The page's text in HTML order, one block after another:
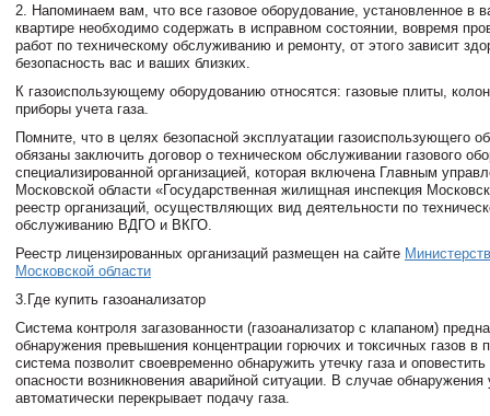
2. Напоминаем вам, что все газовое оборудование, установленное в
квартире необходимо содержать в исправном состоянии, вовремя
работ по техническому обслуживанию и ремонту, от этого зависит
безопасность вас и ваших близких.
К газоиспользующему оборудованию относятся: газовые плиты,
приборы учета газа.
Помните, что в целях безопасной эксплуатации газоиспользующего
обязаны заключить договор о техническом обслуживании газового
специализированной организацией, которая включена Главным
Московской области «Государственная жилищная инспекция
реестр организаций, осуществляющих вид деятельности по
обслуживанию ВДГО и ВКГО.
Реестр лицензированных организаций размещен на сайте
Московской области
3.Где купить газоанализатор
Система контроля загазованности (газоанализатор с клапаном)
обнаружения превышения концентрации горючих и токсичных газов в
система позволит своевременно обнаружить утечку газа и
опасности возникновения аварийной ситуации. В случае обнаружения
автоматически перекрывает подачу газа.